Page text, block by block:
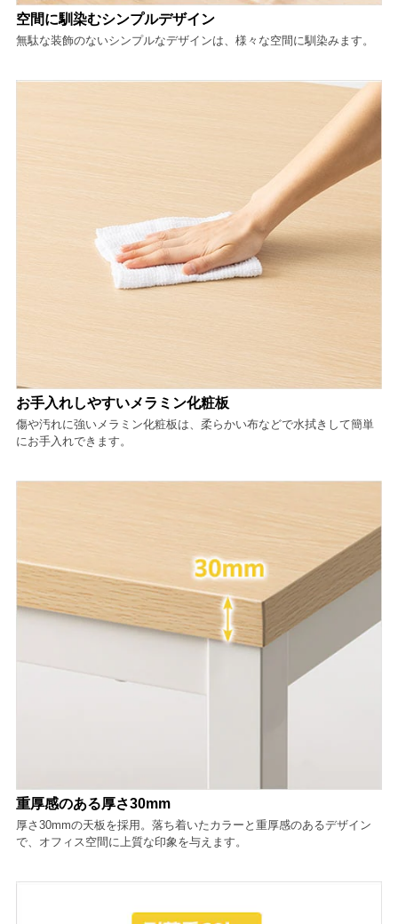
空間に馴染むシンプルデザイン
無駄な装飾のないシンプルなデザインは、様々な空間に馴染みます。
お手入れしやすいメラミン化粧板
傷や汚れに強いメラミン化粧板は、柔らかい布などで水拭きして簡単
にお手入れできます。
重厚感のある厚さ30mm
厚さ30mmの天板を採用。落ち着いたカラーと重厚感のあるデザイン
で、オフィス空間に上質な印象を与えます。